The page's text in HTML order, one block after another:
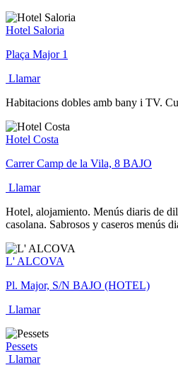
Hotel Saloria
Plaça Major 1
Llamar
Habitacions dobles amb bany i TV.
Hotel Costa
Carrer Camp de la Vila, 8 BAJO
Llamar
Hotel, alojamiento. Menús diaris de
casolana. Sabrosos y caseros menús
L' ALCOVA
Pl. Major, S/N BAJO (HOTEL)
Llamar
Pessets
Llamar